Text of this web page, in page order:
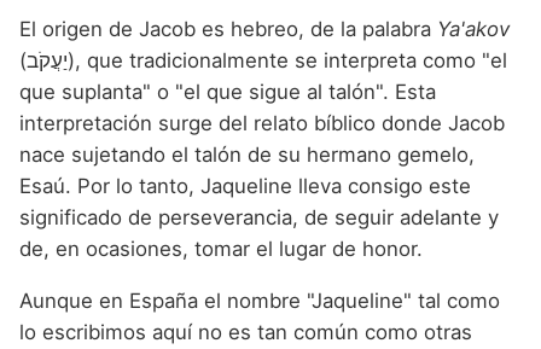
El origen de Jacob es hebreo, de la palabra Ya'akov
(יַעֲקֹב), que tradicionalmente se interpreta como "el
que suplanta" o "el que sigue al talón". Esta
interpretación surge del relato bíblico donde Jacob
nace sujetando el talón de su hermano gemelo,
Esaú. Por lo tanto, Jaqueline lleva consigo este
significado de perseverancia, de seguir adelante y
de, en ocasiones, tomar el lugar de honor.
Aunque en España el nombre "Jaqueline" tal como
lo escribimos aquí no es tan común como otras